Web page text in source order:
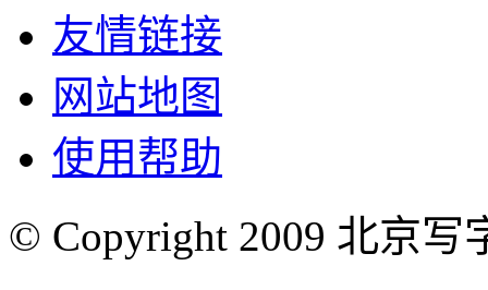
友情链接
网站地图
使用帮助
© Copyright 2009 北京写